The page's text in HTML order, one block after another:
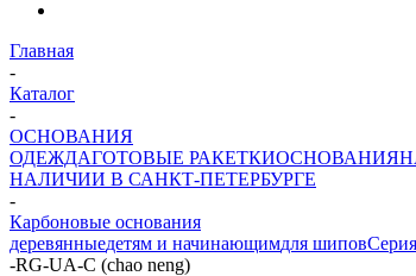
Главная
-
Каталог
-
ОСНОВАНИЯ
ОДЕЖДАГОТОВЫЕ РАКЕТКИОСНОВАНИЯ
НАЛИЧИИ В САНКТ-ПЕТЕРБУРГЕ
-
Карбоновые основания
деревянныедетям и начинающимдля шипов
-RG-UA-C (chao neng)